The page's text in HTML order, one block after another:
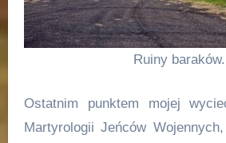
Ruiny baraków.
Ostatnim punktem mojej
Martyrologii Jeńców